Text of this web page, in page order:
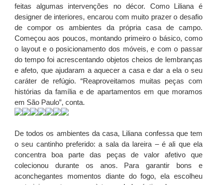
feitas algumas intervenções no décor. Como Liliana é
designer de interiores, encarou com muito prazer o desafio
de compor os ambientes da própria casa de campo.
Começou aos poucos, montando primeiro o básico, como
o layout e o posicionamento dos móveis, e com o passar
do tempo foi acrescentando objetos cheios de lembranças
e afeto, que ajudaram a aquecer a casa e dar a ela o seu
caráter de refúgio. “Reaproveitamos muitas peças com
histórias da família e de apartamentos em que moramos
em São Paulo”, conta.
De todos os ambientes da casa, Liliana confessa que tem
o seu cantinho preferido: a sala da lareira – é ali que ela
concentra boa parte das peças de valor afetivo que
colecionou durante os anos. Para garantir bons e
aconchegantes momentos diante do fogo, ela escolheu